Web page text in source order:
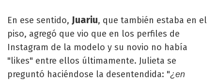
En ese sentido, Juariu, que también estaba en el
piso, agregó que vio que en los perfiles de
Instagram de la modelo y su novio no había
"likes" entre ellos últimamente. Julieta se
preguntó haciéndose la desentendida: "¿en